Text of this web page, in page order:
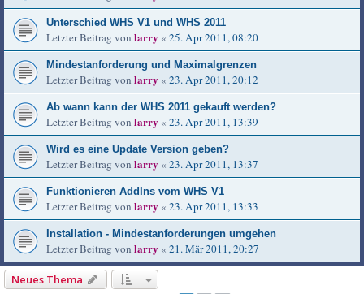
Unterschied WHS V1 und WHS 2011
Letzter Beitrag von larry « 25. Apr 2011, 08:20
Mindestanforderung und Maximalgrenzen
Letzter Beitrag von larry « 23. Apr 2011, 20:12
Ab wann kann der WHS 2011 gekauft werden?
Letzter Beitrag von larry « 23. Apr 2011, 13:39
Wird es eine Update Version geben?
Letzter Beitrag von larry « 23. Apr 2011, 13:37
Funktionieren AddIns vom WHS V1
Letzter Beitrag von larry « 23. Apr 2011, 13:33
Installation - Mindestanforderungen umgehen
Letzter Beitrag von larry « 21. Mär 2011, 20:27
Neues Thema